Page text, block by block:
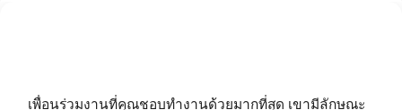
เพื่อนร่วมงานที่คุณชอบทำงานด้วยมากที่สุด เขามีลักษณะ